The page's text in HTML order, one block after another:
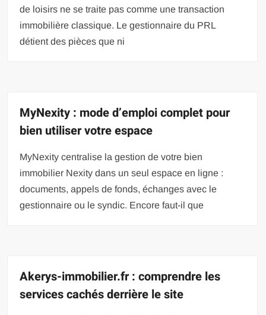
de loisirs ne se traite pas comme une transaction
immobilière classique. Le gestionnaire du PRL
détient des pièces que ni
MyNexity : mode d’emploi complet pour
bien utiliser votre espace
MyNexity centralise la gestion de votre bien
immobilier Nexity dans un seul espace en ligne :
documents, appels de fonds, échanges avec le
gestionnaire ou le syndic. Encore faut-il que
Akerys-immobilier.fr : comprendre les
services cachés derrière le site